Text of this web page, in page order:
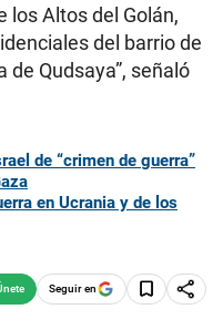
los Altos del Golán,
del barrio de
de Qudsaya”, señaló
de “crimen de guerra”
en Ucrania y de los
Seguir en